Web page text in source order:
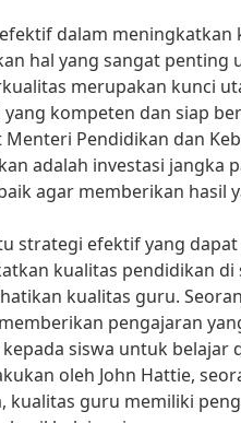
dalam meningkatkan
hal yang sangat penting
merupakan kunci
yang kompeten dan siap
Pendidikan dan
adalah investasi jangka
agar memberikan hasil
strategi efektif yang
kualitas pendidikan di
kualitas guru.
pengajaran
siswa untuk
oleh John Hattie,
kualitas guru memiliki